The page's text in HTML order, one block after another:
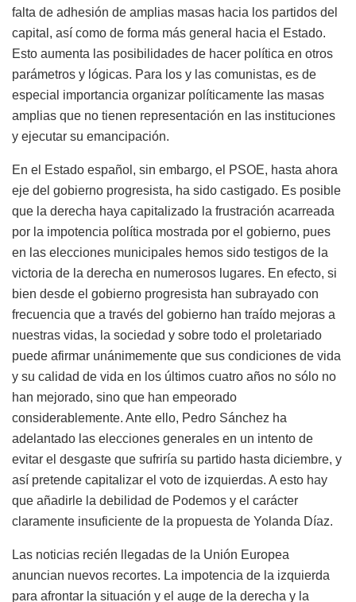
falta de adhesión de amplias masas hacia los partidos del
capital, así como de forma más general hacia el Estado.
Esto aumenta las posibilidades de hacer política en otros
parámetros y lógicas. Para los y las comunistas, es de
especial importancia organizar políticamente las masas
amplias que no tienen representación en las instituciones
y ejecutar su emancipación.
En el Estado español, sin embargo, el PSOE, hasta ahora
eje del gobierno progresista, ha sido castigado. Es posible
que la derecha haya capitalizado la frustración acarreada
por la impotencia política mostrada por el gobierno, pues
en las elecciones municipales hemos sido testigos de la
victoria de la derecha en numerosos lugares. En efecto, si
bien desde el gobierno progresista han subrayado con
frecuencia que a través del gobierno han traído mejoras a
nuestras vidas, la sociedad y sobre todo el proletariado
puede afirmar unánimemente que sus condiciones de vida
y su calidad de vida en los últimos cuatro años no sólo no
han mejorado, sino que han empeorado
considerablemente. Ante ello, Pedro Sánchez ha
adelantado las elecciones generales en un intento de
evitar el desgaste que sufriría su partido hasta diciembre, y
así pretende capitalizar el voto de izquierdas. A esto hay
que añadirle la debilidad de Podemos y el carácter
claramente insuficiente de la propuesta de Yolanda Díaz.
Las noticias recién llegadas de la Unión Europea
anuncian nuevos recortes. La impotencia de la izquierda
para afrontar la situación y el auge de la derecha y la